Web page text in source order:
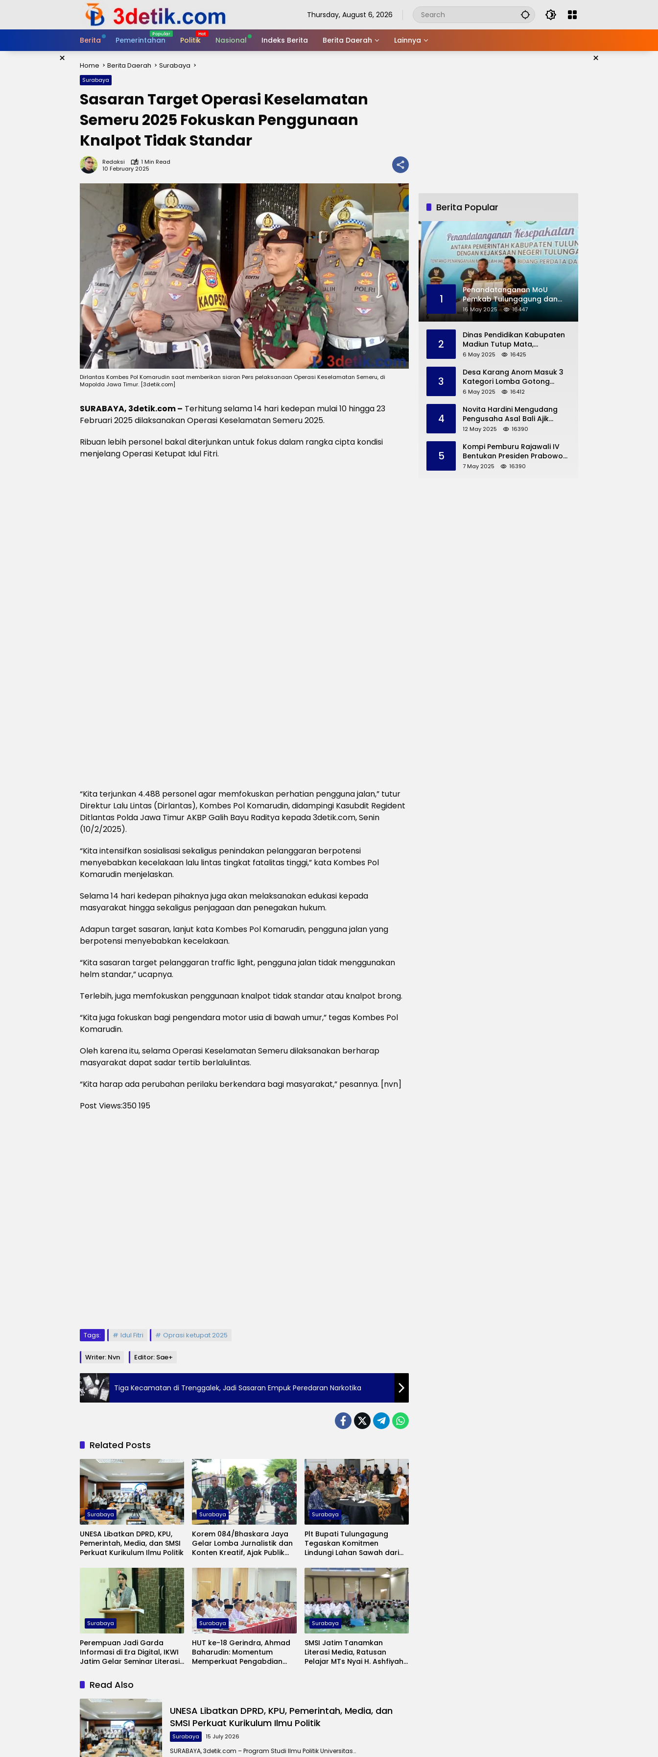
Thursday, August 6, 2026
Berita Pemerintahan Politik Nasional Indeks Berita Berita Daerah Lainnya
× ×
Home Berita Daerah Surabaya
Surabaya
Sasaran Target Operasi Keselamatan
Semeru 2025 Fokuskan Penggunaan
Knalpot Tidak Standar
Redaksi
1 Min Read
10 February 2025
Dirlantas Kombes Pol Komarudin saat memberikan siaran Pers pelaksanaan Operasi Keselamatan Semeru, di
Mapolda Jawa Timur. [3detik.com]
SURABAYA, 3detik.com – Terhitung selama 14 hari kedepan mulai 10 hingga 23
Februari 2025 dilaksanakan Operasi Keselamatan Semeru 2025.
Ribuan lebih personel bakal diterjunkan untuk fokus dalam rangka cipta kondisi
menjelang Operasi Ketupat Idul Fitri.
“Kita terjunkan 4.488 personel agar memfokuskan perhatian pengguna jalan,” tutur
Direktur Lalu Lintas (Dirlantas), Kombes Pol Komarudin, didampingi Kasubdit Regident
Ditlantas Polda Jawa Timur AKBP Galih Bayu Raditya kepada 3detik.com, Senin
(10/2/2025).
“Kita intensifkan sosialisasi sekaligus penindakan pelanggaran berpotensi
menyebabkan kecelakaan lalu lintas tingkat fatalitas tinggi,” kata Kombes Pol
Komarudin menjelaskan.
Selama 14 hari kedepan pihaknya juga akan melaksanakan edukasi kepada
masyarakat hingga sekaligus penjagaan dan penegakan hukum.
Adapun target sasaran, lanjut kata Kombes Pol Komarudin, pengguna jalan yang
berpotensi menyebabkan kecelakaan.
“Kita sasaran target pelanggaran traffic light, pengguna jalan tidak menggunakan
helm standar,” ucapnya.
Terlebih, juga memfokuskan penggunaan knalpot tidak standar atau knalpot brong.
“Kita juga fokuskan bagi pengendara motor usia di bawah umur,” tegas Kombes Pol
Komarudin.
Oleh karena itu, selama Operasi Keselamatan Semeru dilaksanakan berharap
masyarakat dapat sadar tertib berlalulintas.
“Kita harap ada perubahan perilaku berkendara bagi masyarakat,” pesannya. [nvn]
Post Views:350195
Tags: Idul Fitri Oprasi ketupat 2025
Writer: Nvn Editor: Sae+
Tiga Kecamatan di Trenggalek, Jadi Sasaran Empuk Peredaran Narkotika
Related Posts
Surabaya
UNESA Libatkan DPRD, KPU,
Pemerintah, Media, dan SMSI
Perkuat Kurikulum Ilmu Politik
Surabaya
Korem 084/Bhaskara Jaya
Gelar Lomba Jurnalistik dan
Konten Kreatif, Ajak Publik
Madura
Surabaya
Plt Bupati Tulungagung
Tegaskan Komitmen
Lindungi Lahan Sawah dari
Surabaya
Perempuan Jadi Garda
Informasi di Era Digital, IKWI
Jatim Gelar Seminar Literasi
Surabaya
HUT ke-18 Gerindra, Ahmad
Baharudin: Momentum
Memperkuat Pengabdian
Surabaya
SMSI Jatim Tanamkan
Literasi Media, Ratusan
Pelajar MTs Nyai H. Ashfiyah
Read Also
UNESA Libatkan DPRD, KPU, Pemerintah, Media, dan
SMSI Perkuat Kurikulum Ilmu Politik
Surabaya 15 July 2026
SURABAYA, 3detik.com – Program Studi Ilmu Politik Universitas…
Berita Popular
1
Penandatanganan MoU
Pemkab Tulungagung dan
Kejaksaan Negeri
16 May 2025 16447
2
Dinas Pendidikan Kabupaten
Madiun Tutup Mata,
Bangunan SD Roboh Kades
Dana Pribadi
6 May 2025 16425
3
Desa Karang Anom Masuk 3
Kategori Lomba Gotong
Royong Provinsi Jatim, Ini
Trenggalek
6 May 2025 16412
4
Novita Hardini Mengudang
Pengusaha Asal Bali Ajik
Krisna, Berbagi Ilmu
dan UMKM Trenggalek
12 May 2025 16390
5
Kompi Pemburu Rajawali IV
Bentukan Presiden Prabowo
Reuni
7 May 2025 16390